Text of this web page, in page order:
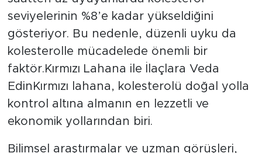
seviyelerinin %8’e kadar yükseldiğini
gösteriyor. Bu nedenle, düzenli uyku da
kolesterolle mücadelede önemli bir
faktör.Kırmızı Lahana ile İlaçlara Veda
EdinKırmızı lahana, kolesterolü doğal yolla
kontrol altına almanın en lezzetli ve
ekonomik yollarından biri.
Bilimsel araştırmalar ve uzman görüşleri,